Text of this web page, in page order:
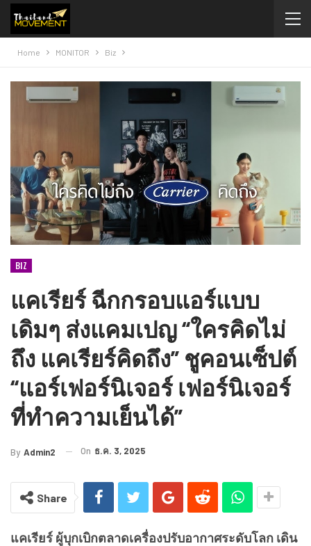
Home MONITOR Biz
BIZ
แคเรียร์ ฉีกกรอบแอร์แบบ
เดิมๆ ส่งแคมเปญ “ใครคิดไม่
ถึง แคเรียร์คิดถึง” ชูคอนเซ็ปต์
“แอร์เฟอร์นิเจอร์ เฟอร์นิเจอร์
ที่ทำความเย็นได้”
By Admin2 On ธ.ค. 3, 2025
Share
แคเรียร์ ผู้บุกเบิกตลาดเครื่องปรับอากาศระดับโลก เดิน